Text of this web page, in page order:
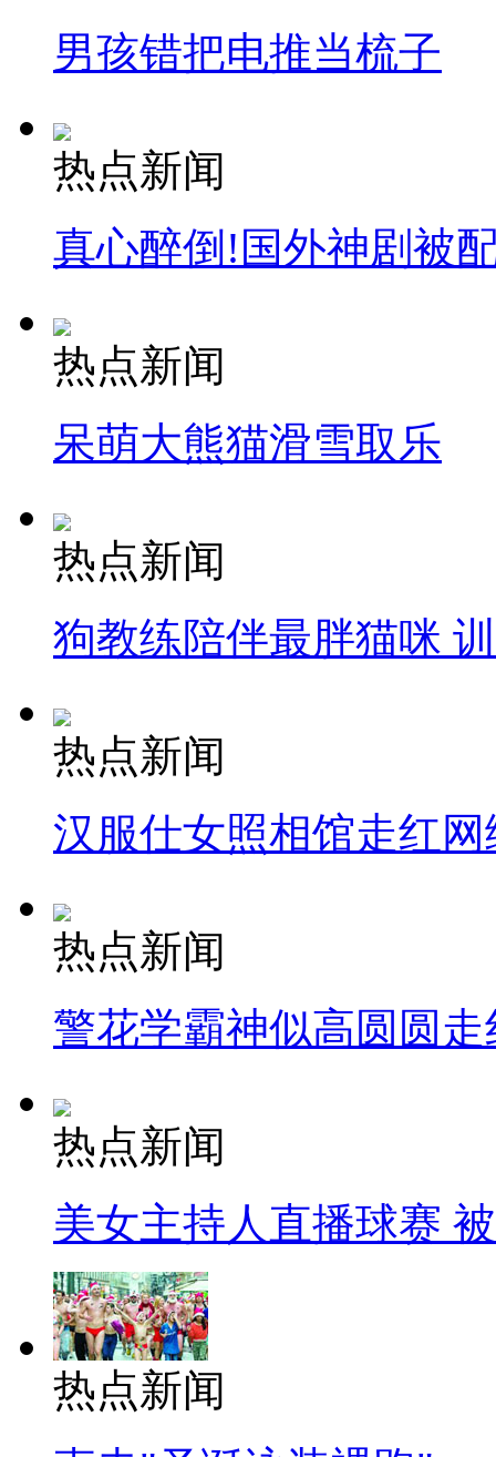
走！跟着总书记去植树
纽约上演“枕头大战”
司机酒驾遇交警 急速倒车逃窜
男孩错把电推当梳子
热点新闻
真心醉倒!国外神剧被
热点新闻
呆萌大熊猫滑雪取乐
热点新闻
狗教练陪伴最胖猫咪
热点新闻
汉服仕女照相馆走红网
热点新闻
警花学霸神似高圆圆走
热点新闻
美女主持人直播球赛
热点新闻